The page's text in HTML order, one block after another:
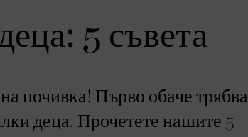
5 съвета
почивка! Първо обаче трябва
деца. Прочетете нашите 5